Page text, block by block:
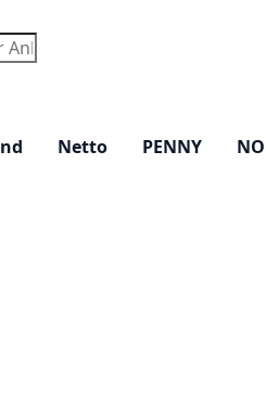
Netto PENNY